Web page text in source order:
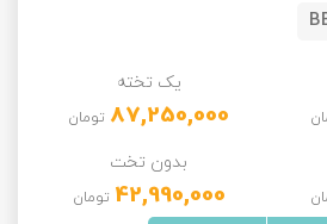
یک تخته
87,250,000 تومان
بدون تخت
42,990,000 تومان